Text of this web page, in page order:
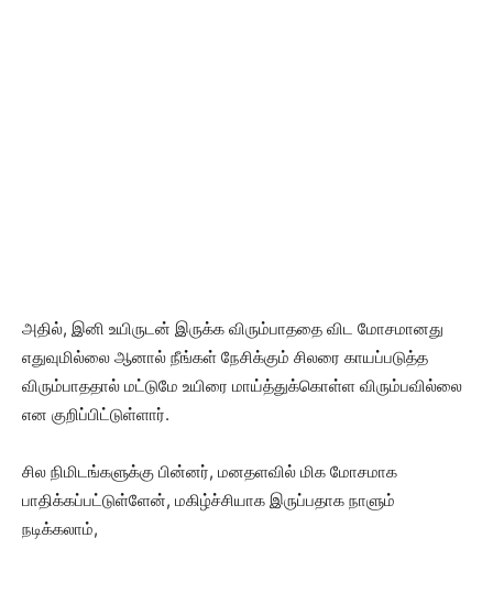
அதில், இனி உயிருடன் இருக்க விரும்பாததை விட மோசமானது
எதுவுமில்லை ஆனால் நீங்கள் நேசிக்கும் சிலரை காயப்படுத்த
விரும்பாததால் மட்டுமே உயிரை மாய்த்துக்கொள்ள விரும்பவில்லை
என குறிப்பிட்டுள்ளார்.
சில நிமிடங்களுக்கு பின்னர், மனதளவில் மிக மோசமாக
பாதிக்கப்பட்டுள்ளேன், மகிழ்ச்சியாக இருப்பதாக நாளும்
நடிக்கலாம்,